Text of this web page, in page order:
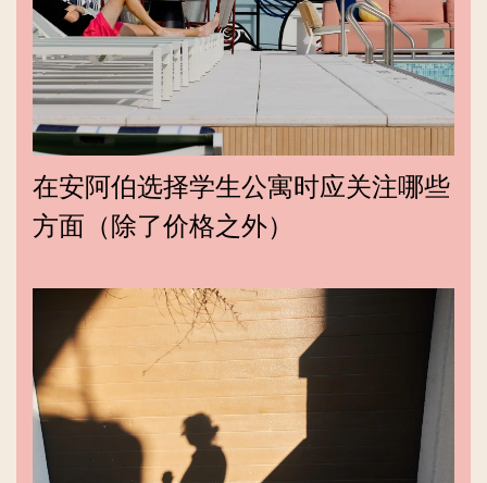
在安阿伯选择学生公寓时应关注哪些
方面（除了价格之外）